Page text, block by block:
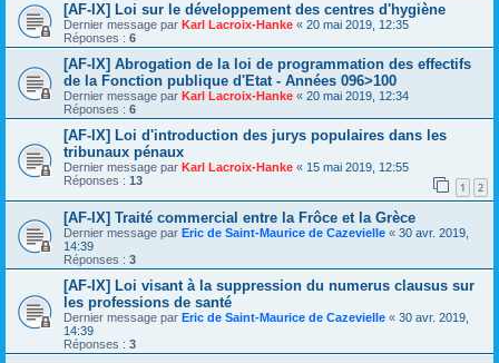
[AF-IX] Loi sur le développement des centres d'hygiène
Dernier message par Karl Lacroix-Hanke « 20 mai 2019, 12:35
Réponses : 6
[AF-IX] Abrogation de la loi de programmation des effectifs
de la Fonction publique d'Etat - Années 096>100
Dernier message par Karl Lacroix-Hanke « 20 mai 2019, 12:34
Réponses : 6
[AF-IX] Loi d'introduction des jurys populaires dans les
tribunaux pénaux
Dernier message par Karl Lacroix-Hanke « 15 mai 2019, 12:55
Réponses : 13 1 2
[AF-IX] Traité commercial entre la Frôce et la Grèce
Dernier message par Eric de Saint-Maurice de Cazevielle « 30 avr. 2019,
14:39
Réponses : 3
[AF-IX] Loi visant à la suppression du numerus clausus sur
les professions de santé
Dernier message par Eric de Saint-Maurice de Cazevielle « 30 avr. 2019,
14:39
Réponses : 3